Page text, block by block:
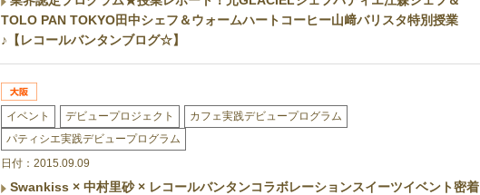
TOLO PAN TOKYO田中シェフ＆ウォームハートコーヒー山﨑バリスタ特別授業
♪【レコールバンタンブログ☆】
イベント デビュープロジェクト
カフェ実践デビュープログラム
パティシエ実践デビュープログラム
日付：2015.09.09
Swankiss × 中村里砂 × レコールバンタンコラボレーションスイーツイベント密着